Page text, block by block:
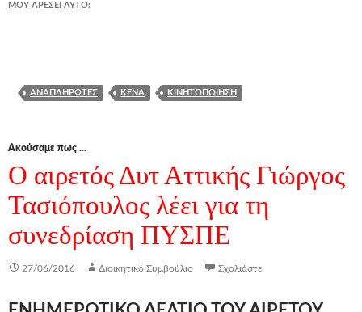
ΜΟΥ ΑΡΈΣΕΙ ΑΥΤΌ:
ΑΝΑΠΛΗΡΩΤΈΣ ΚΕΝΆ ΚΙΝΗΤΟΠΟΊΗΣΗ
Ακούσαμε πως ...
Ο αιρετός Δυτ Αττικής Γιώργος
Τασιόπουλος λέει για τη
συνεδρίαση ΠΥΣΠΕ
27/06/2016 Διοικητικό Συμβούλιο Σχολιάστε